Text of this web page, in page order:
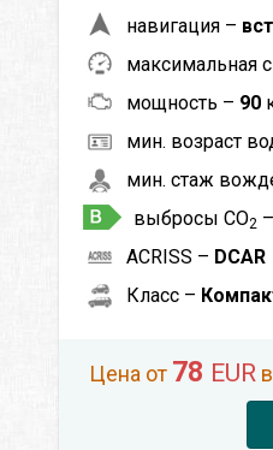
навигация –
максимальная
мощность – 90
мин. возраст
мин. стаж
выбросы CO2 –
ACRISS – DCAR
Класс –
Цена от 78 EUR